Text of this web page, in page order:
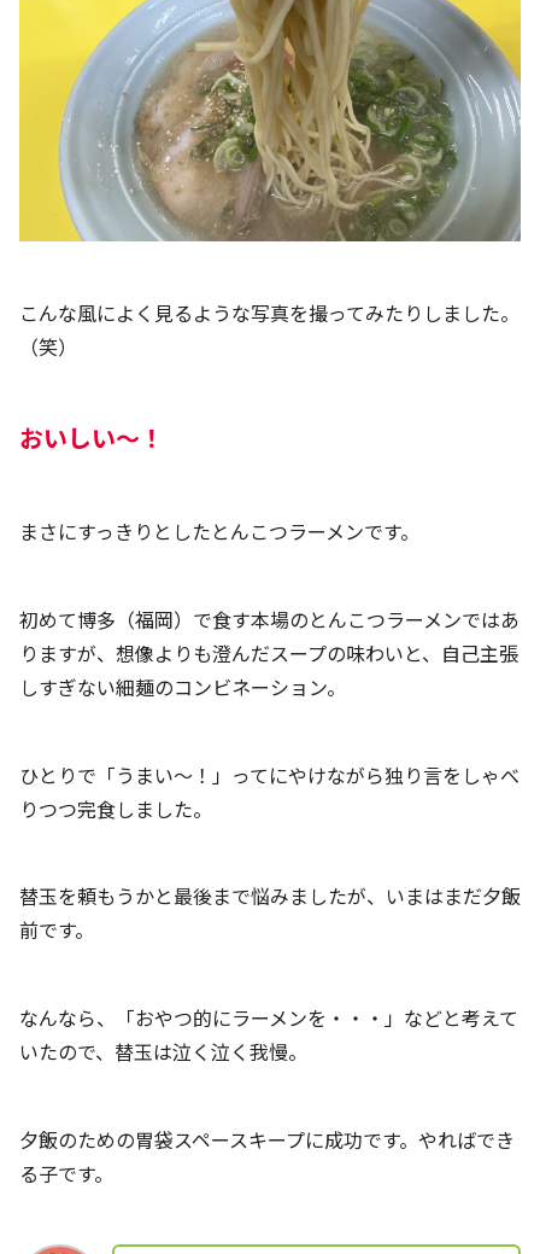
こんな風によく見るような写真を撮ってみたりしました。
（笑）
おいしい～！
まさにすっきりとしたとんこつラーメンです。
初めて博多（福岡）で食す本場のとんこつラーメンではあ
りますが、想像よりも澄んだスープの味わいと、自己主張
しすぎない細麺のコンビネーション。
ひとりで「うまい～！」ってにやけながら独り言をしゃべ
りつつ完食しました。
替玉を頼もうかと最後まで悩みましたが、いまはまだ夕飯
前です。
なんなら、「おやつ的にラーメンを・・・」などと考えて
いたので、替玉は泣く泣く我慢。
夕飯のための胃袋スペースキープに成功です。やればでき
る子です。